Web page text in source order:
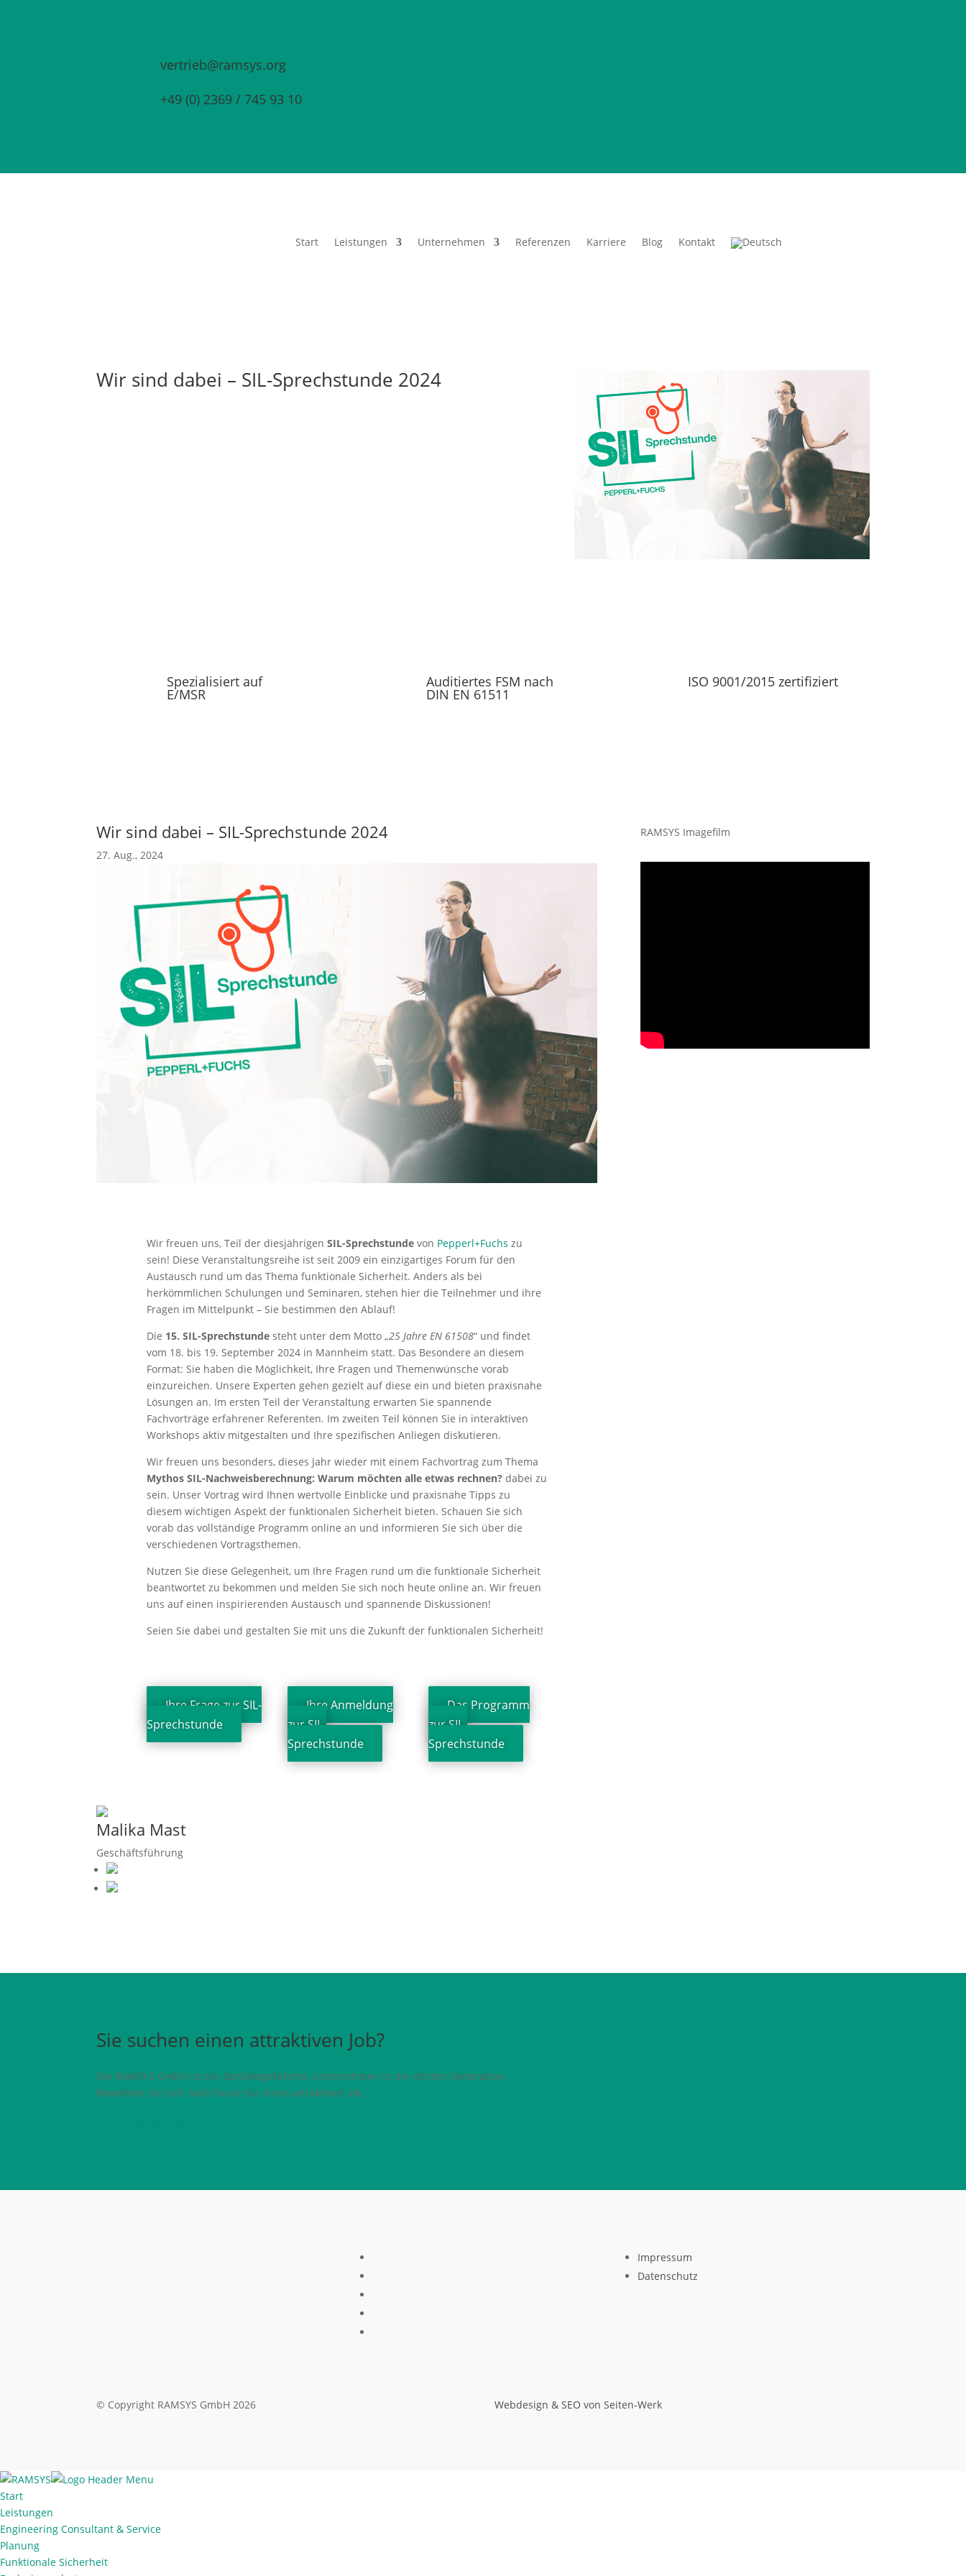
vertrieb@ramsys.org
+49 (0) 2369 / 745 93 10
Start Leistungen Unternehmen Referenzen Karriere Blog Kontakt
Wir sind dabei – SIL-Sprechstunde 2024
Spezialisiert auf
E/MSR
Auditiertes FSM nach
DIN EN 61511
ISO 9001/2015 zertifiziert
Wir sind dabei – SIL-Sprechstunde 2024
27. Aug., 2024
Wir freuen uns, Teil der diesjährigenSIL-Sprechstunde von Pepperl+Fuchs zu
sein! Diese Veranstaltungsreihe ist seit 2009 ein einzigartiges Forum für den
Austausch rund um das Thema funktionale Sicherheit. Anders als bei
herkömmlichen Schulungen und Seminaren, stehen hier die Teilnehmer und ihre
Fragen im Mittelpunkt – Sie bestimmen den Ablauf!
Die 15. SIL-Sprechstunde steht unter dem Motto „25 Jahre EN 61508“ und findet
vom 18. bis 19. September 2024 in Mannheim statt. Das Besondere an diesem
Format: Sie haben die Möglichkeit, Ihre Fragen und Themenwünsche vorab
einzureichen. Unsere Experten gehen gezielt auf diese ein und bieten praxisnahe
Lösungen an. Im ersten Teil der Veranstaltung erwarten Sie spannende
Fachvorträge erfahrener Referenten. Im zweiten Teil können Sie in interaktiven
Workshops aktiv mitgestalten und Ihre spezifischen Anliegen diskutieren.
Wir freuen uns besonders, dieses Jahr wieder mit einem Fachvortrag zum Thema
Mythos SIL-Nachweisberechnung: Warum möchten alle etwas rechnen? dabei zu
sein. Unser Vortrag wird Ihnen wertvolle Einblicke und praxisnahe Tipps zu
diesem wichtigen Aspekt der funktionalen Sicherheit bieten. Schauen Sie sich
vorab das vollständige Programm online an und informieren Sie sich über die
verschiedenen Vortragsthemen.
Nutzen Sie diese Gelegenheit, um Ihre Fragen rund um die funktionale Sicherheit
beantwortet zu bekommen und melden Sie sich noch heute online an. Wir freuen
uns auf einen inspirierenden Austausch und spannende Diskussionen!
Seien Sie dabei und gestalten Sie mit uns die Zukunft der funktionalen Sicherheit!
Ihre Frage zur SIL-
Sprechstunde
Ihre Anmeldung
zur SIL-
Sprechstunde
Das Programm
zur SIL-
Sprechstunde
Malika Mast
Geschäftsführung
RAMSYS Imagefilm
Sie suchen einen attraktiven Job?
Die RAMSYS GmbH ist ein familiengeführtes Unternehmen in der dritten Generation.
Bewerben Sie sich noch heute für einen attraktiven Job.
Impressum
Datenschutz
© Copyright RAMSYS GmbH 2026 Webdesign & SEO von Seiten-Werk
Start
Leistungen
Engineering Consultant & Service
Planung
Funktionale Sicherheit